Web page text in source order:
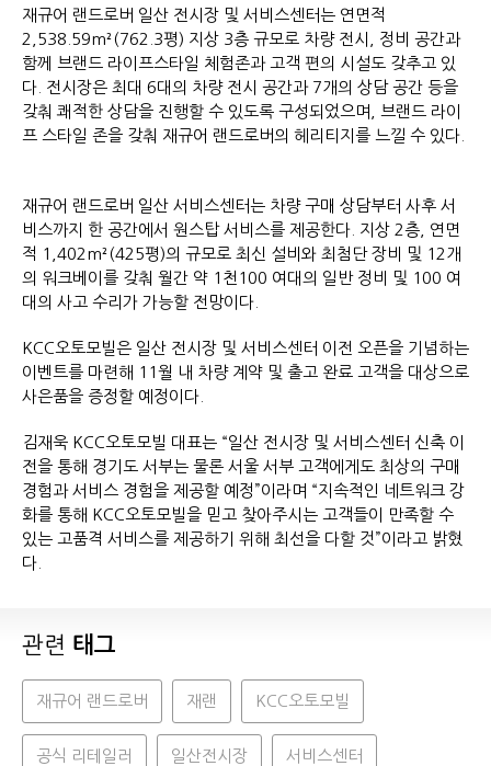
재규어 랜드로버 일산 전시장 및 서비스센터는 연면적
2,538.59m²(762.3평) 지상 3층 규모로 차량 전시, 정비 공간과
함께 브랜드 라이프스타일 체험존과 고객 편의 시설도 갖추고 있
다. 전시장은 최대 6대의 차량 전시 공간과 7개의 상담 공간 등을
갖춰 쾌적한 상담을 진행할 수 있도록 구성되었으며, 브랜드 라이
프 스타일 존을 갖춰 재규어 랜드로버의 헤리티지를 느낄 수 있다.
재규어 랜드로버 일산 서비스센터는 차량 구매 상담부터 사후 서
비스까지 한 공간에서 원스탑 서비스를 제공한다. 지상 2층, 연면
적 1,402m²(425평)의 규모로 최신 설비와 최첨단 장비 및 12개
의 워크베이를 갖춰 월간 약 1천100 여대의 일반 정비 및 100 여
대의 사고 수리가 가능할 전망이다.
KCC오토모빌은 일산 전시장 및 서비스센터 이전 오픈을 기념하는
이벤트를 마련해 11월 내 차량 계약 및 출고 완료 고객을 대상으로
사은품을 증정할 예정이다.
김재욱 KCC오토모빌 대표는 “일산 전시장 및 서비스센터 신축 이
전을 통해 경기도 서부는 물론 서울 서부 고객에게도 최상의 구매
경험과 서비스 경험을 제공할 예정”이라며 “지속적인 네트워크 강
화를 통해 KCC오토모빌을 믿고 찾아주시는 고객들이 만족할 수
있는 고품격 서비스를 제공하기 위해 최선을 다할 것”이라고 밝혔
다.
관련 태그
재규어 랜드로버 재랜 KCC오토모빌
공식 리테일러 일산전시장 서비스센터